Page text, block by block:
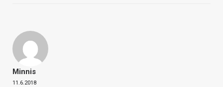
Minnis
11.6.2018